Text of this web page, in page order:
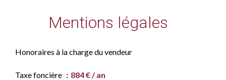
Mentions légales
Honoraires à la charge du vendeur
Taxe foncière 884 € / an